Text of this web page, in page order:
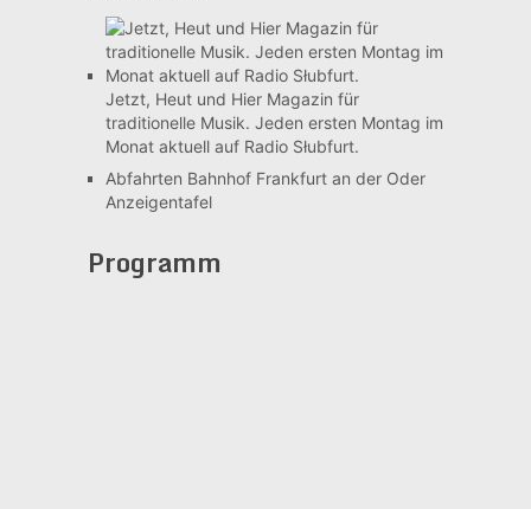
Jetzt, Heut und HierMagazin für
traditionelle Musik. Jeden ersten Montag im
Monat aktuell auf Radio Słubfurt.
Abfahrten Bahnhof Frankfurt an der Oder
Anzeigentafel
Programm